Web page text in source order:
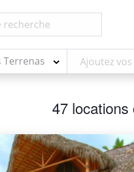
Terrenas
47 locations